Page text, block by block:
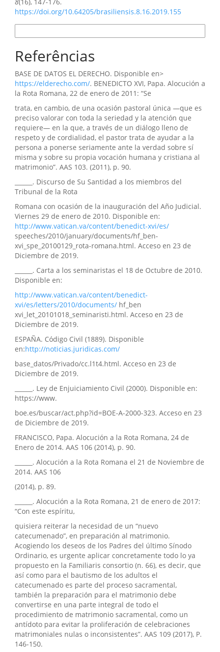
https://doi.org/10.64205/brasiliensis.8.16.2019.155
Referências
BASE DE DATOS EL DERECHO. Disponible en>
https://elderecho.com/. BENEDICTO XVI, Papa. Alocución a
la Rota Romana, 22 de enero de 2011: “Se
trata, en cambio, de una ocasión pastoral única —que es
preciso valorar con toda la seriedad y la atención que
requiere— en la que, a través de un diálogo lleno de
respeto y de cordialidad, el pastor trata de ayudar a la
persona a ponerse seriamente ante la verdad sobre sí
misma y sobre su propia vocación humana y cristiana al
matrimonio”. AAS 103. (2011), p. 90.
______. Discurso de Su Santidad a los miembros del
Tribunal de la Rota
Romana con ocasión de la inauguración del Año Judicial.
Viernes 29 de enero de 2010. Disponible en:
http://www.vatican.va/content/benedict-xvi/es/
speeches/2010/january/documents/hf_ben-
xvi_spe_20100129_rota-romana.html. Acceso en 23 de
Diciembre de 2019.
______. Carta a los seminaristas el 18 de Octubre de 2010.
Disponible en:
http://www.vatican.va/content/benedict-
xvi/es/letters/2010/documents/ hf_ben
xvi_let_20101018_seminaristi.html. Acceso en 23 de
Diciembre de 2019.
ESPAÑA. Código Civil (1889). Disponible
en:http://noticias.juridicas.com/
base_datos/Privado/cc.l1t4.html. Acceso en 23 de
Diciembre de 2019.
______. Ley de Enjuiciamiento Civil (2000). Disponible en:
https://www.
boe.es/buscar/act.php?id=BOE-A-2000-323. Acceso en 23
de Diciembre de 2019.
FRANCISCO, Papa. Alocución a la Rota Romana, 24 de
Enero de 2014. AAS 106 (2014), p. 90.
______. Alocución a la Rota Romana el 21 de Noviembre de
2014. AAS 106
(2014), p. 89.
______. Alocución a la Rota Romana, 21 de enero de 2017:
“Con este espíritu,
quisiera reiterar la necesidad de un “nuevo
catecumenado”, en preparación al matrimonio.
Acogiendo los deseos de los Padres del último Sínodo
Ordinario, es urgente aplicar concretamente todo lo ya
propuesto en la Familiaris consortio (n. 66), es decir, que
así como para el bautismo de los adultos el
catecumenado es parte del proceso sacramental,
también la preparación para el matrimonio debe
convertirse en una parte integral de todo el
procedimiento de matrimonio sacramental, como un
antídoto para evitar la proliferación de celebraciones
matrimoniales nulas o inconsistentes”. AAS 109 (2017), P.
146-150.